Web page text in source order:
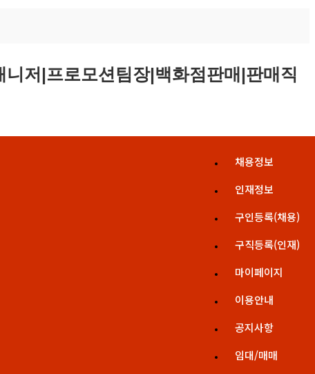
채용정보
인재정보
구인등록(채용)
구직등록(인재)
마이페이지
이용안내
공지사항
임대/매매